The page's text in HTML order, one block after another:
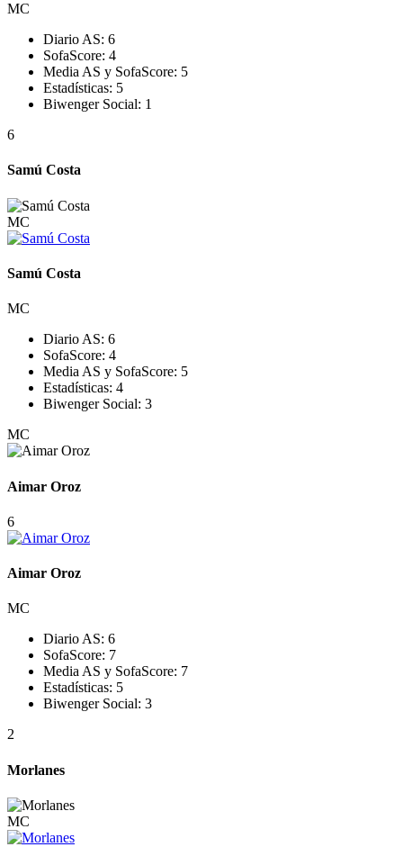
MC
Diario AS: 6
SofaScore: 4
Media AS y SofaScore: 5
Estadísticas: 5
Biwenger Social: 1
6
Samú Costa
MC
Samú Costa
MC
Diario AS: 6
SofaScore: 4
Media AS y SofaScore: 5
Estadísticas: 4
Biwenger Social: 3
MC
Aimar Oroz
6
Aimar Oroz
MC
Diario AS: 6
SofaScore: 7
Media AS y SofaScore: 7
Estadísticas: 5
Biwenger Social: 3
2
Morlanes
MC